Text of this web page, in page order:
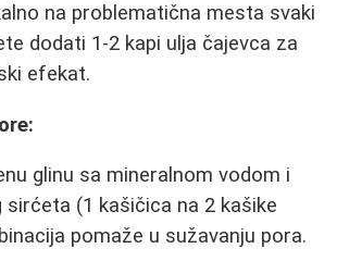
na problematična mesta svaki
dodati 1-2 kapi ulja čajevca za
efekat.
glinu sa mineralnom vodom i
sirćeta (1 kašičica na 2 kašike
pomaže u sužavanju pora.